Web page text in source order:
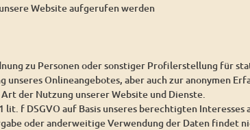
Website aufgerufen werden
zu Personen oder sonstiger Profilerstellung für
Onlineangebotes, aber auch zur anonymen
der Nutzung unserer Website und Dienste.
f DSGVO auf Basis unseres berechtigten
oder anderweitige Verwendung der Daten findet